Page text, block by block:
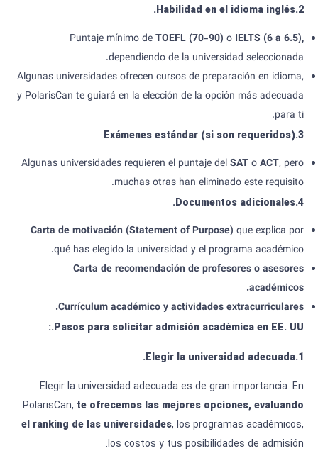
2
.
Habilidad en el idioma inglés.
Puntaje mínimo deTOEFL(70-90) oIELTS (6a6.5),
dependiendo de la universidad seleccionada.
Algunas universidades ofrecen cursos de preparación en idioma,
y PolarisCan te guiará en la elección de la opción más adecuada
para ti.
3
.
Exámenes estándar (si son requeridos)
.
Algunas universidades requieren el puntaje delSAToACT , pero
muchas otras han eliminado este requisito.
4
.
Documentos adicionales.
Carta de motivación (Statement of Purpose) que explica por
qué has elegido la universidad y el programa académico.
Carta de recomendación de profesores o asesores
académicos.
Currículum académico y actividades extracurriculares.
Pasos para solicitar admisión académica en EE. UU.:
1
.
Elegir la universidad adecuada.
Elegir la universidad adecuada es de gran importancia. En
PolarisCan,te ofrecemos las mejores opciones, evaluando
el ranking de las universidades , los programas académicos,
los costos y tus posibilidades de admisión.